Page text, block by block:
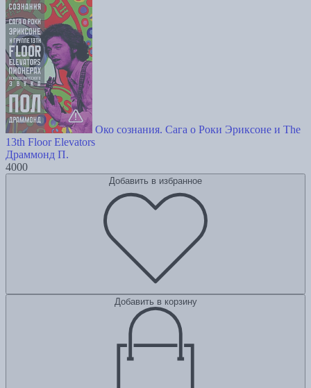
Око сознания. Сага о Роки Эриксоне и The
13th Floor Elevators
Драммонд П.
4000
Добавить в избранное
Добавить в корзину